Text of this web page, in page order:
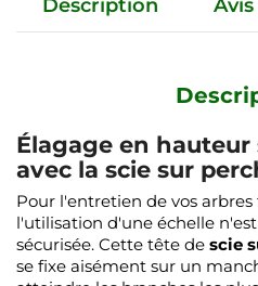
Description
Élagage en hauteur
avec la scie sur
Pour l'entretien de vos
l'utilisation d'une échelle
sécurisée. Cette tête de scie
se fixe aisément sur un